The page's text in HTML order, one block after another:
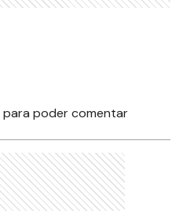
para poder comentar